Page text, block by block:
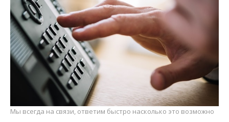
Мы всегда на связи, ответим быстро насколько это возможно